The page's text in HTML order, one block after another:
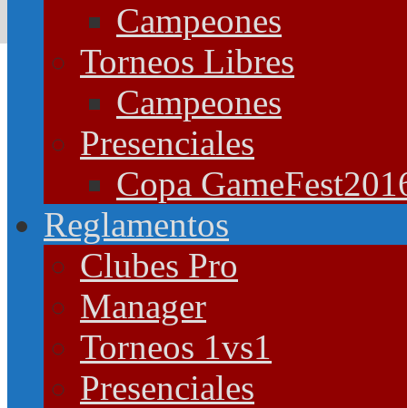
Campeones
Torneos Libres
Campeones
Presenciales
Copa
Reglamentos
Clubes Pro
Manager
Torneos 1vs1
Presenciales